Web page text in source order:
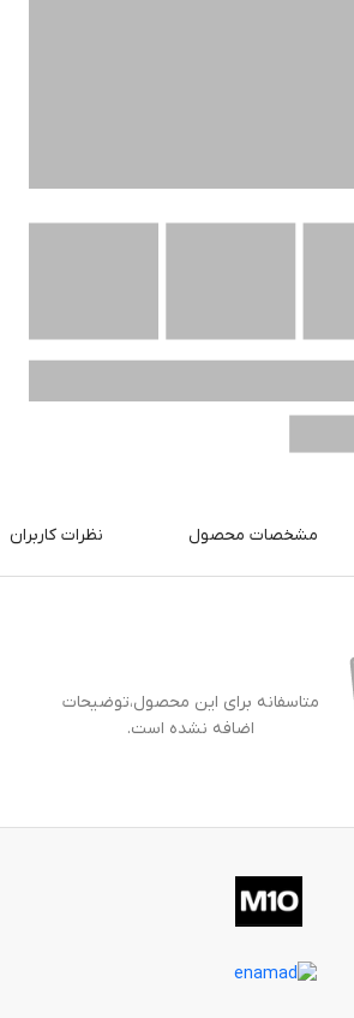
مشخصات محصول نظرات کاربران
متاسفانه برای این محصول،توضیحات
اضافه نشده است.